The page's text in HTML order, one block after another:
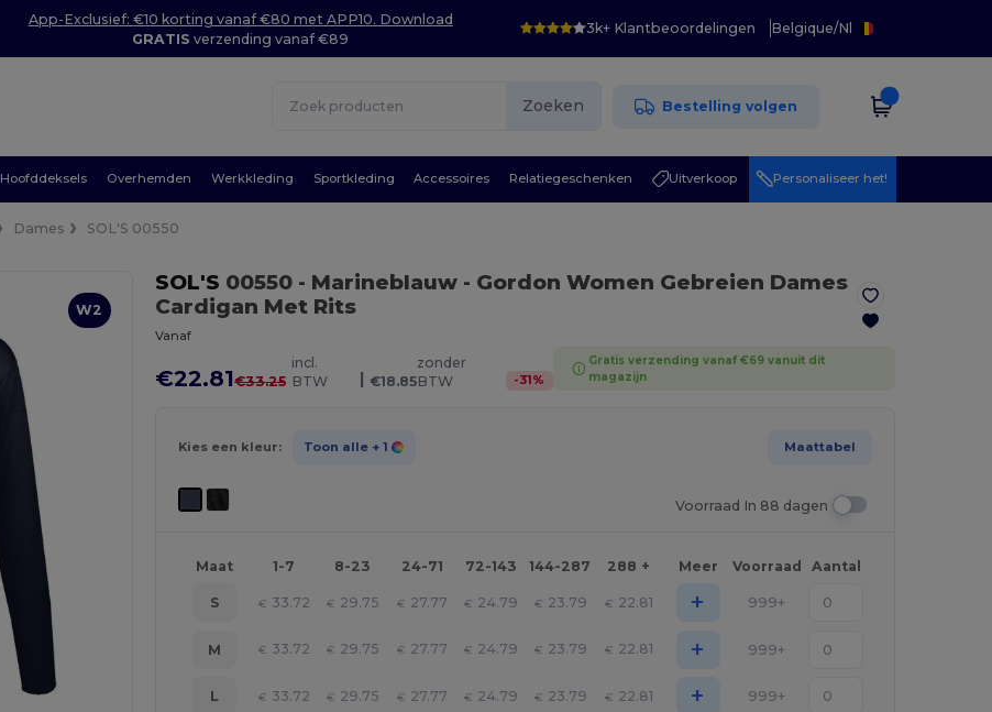
App-Exclusief: €10 korting vanaf €80 met APP10. Download
GRATIS verzending vanaf €89
3k+ Klantbeoordelingen Belgique/Nl
Zoeken Bestelling volgen
Hoofddeksels Overhemden Werkkleding Sportkleding Accessoires Relatiegeschenken Uitverkoop Personaliseer het!
Dames SOL'S 00550
W2
SOL'S 00550 - Marineblauw- Gordon Women Gebreien Dames
Cardigan Met Rits
Vanaf
€22.81€33.25
incl.
BTW
| €18.85
zonder
BTW
-31%
Gratis verzending vanaf €69 vanuit dit
magazijn
Kies een kleur: Toon alle + 1 Maattabel
Voorraad In 88 dagen
Maat 1-7 8-23 24-71 72-143 144-287 288 + Meer Voorraad Aantal
S € 33.72 € 29.75 € 27.77 € 24.79 € 23.79 € 22.81 + 999+
M € 33.72 € 29.75 € 27.77 € 24.79 € 23.79 € 22.81 + 999+
L € 33.72 € 29.75 € 27.77 € 24.79 € 23.79 € 22.81 + 999+